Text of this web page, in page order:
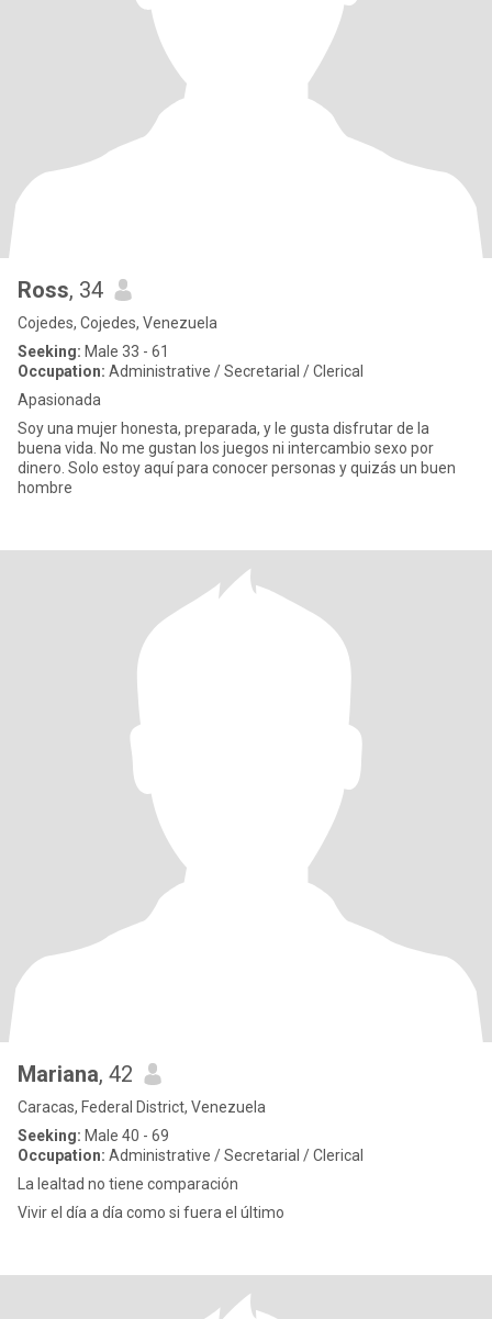
Ross, 34
Cojedes, Cojedes, Venezuela
Seeking: Male 33 - 61
Occupation: Administrative / Secretarial / Clerical
Apasionada
Soy una mujer honesta, preparada, y le gusta disfrutar de la
buena vida. No me gustan los juegos ni intercambio sexo por
dinero. Solo estoy aquí para conocer personas y quizás un buen
hombre
Mariana, 42
Caracas, Federal District, Venezuela
Seeking: Male 40 - 69
Occupation: Administrative / Secretarial / Clerical
La lealtad no tiene comparación
Vivir el día a día como si fuera el último